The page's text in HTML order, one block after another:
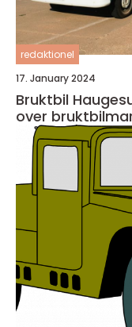
redaktionel
17. January 2024
Bruktbil
over